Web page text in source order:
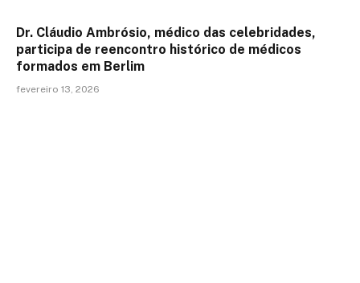
Dr. Cláudio Ambrósio, médico das celebridades,
participa de reencontro histórico de médicos
formados em Berlim
fevereiro 13, 2026